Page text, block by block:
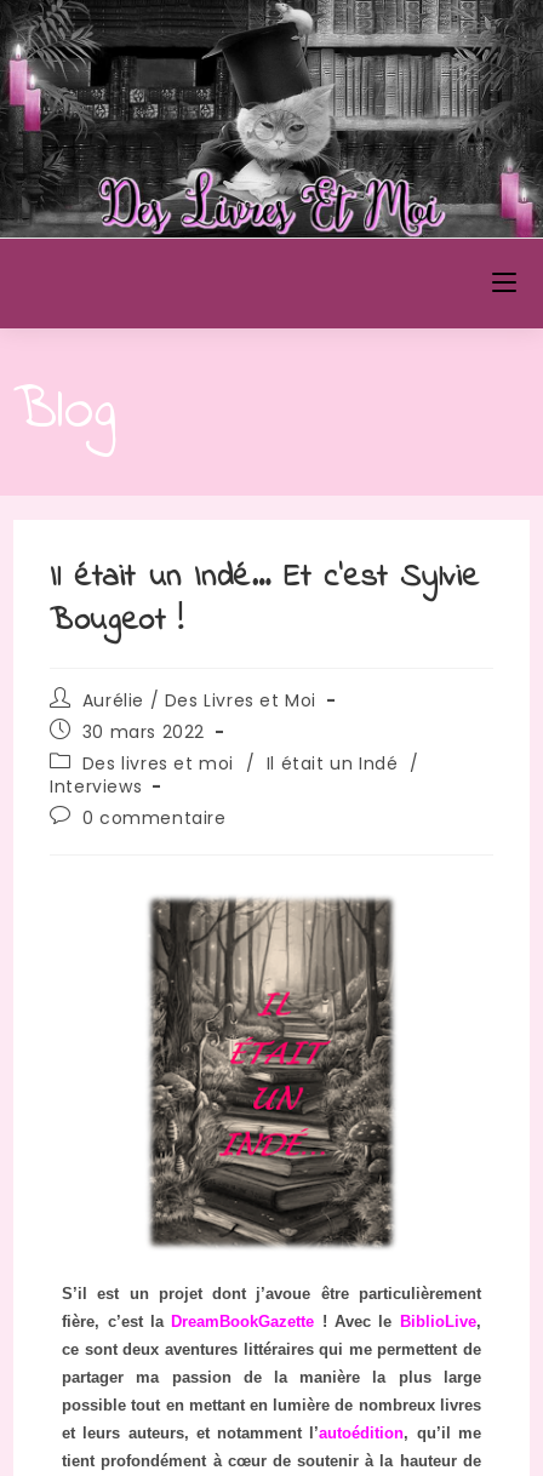
Blog
Il était un Indé… Et c’est Sylvie
Bougeot !
Aurélie / Des Livres et Moi
30 mars 2022
Des livres et moi
/ Il était un Indé /
Interviews
0 commentaire
S’il est un projet dont j’avoue être particulièrement
fière, c’est la DreamBookGazette ! Avec le BiblioLive,
ce sont deux aventures littéraires qui me permettent de
partager ma passion de la manière la plus large
possible tout en mettant en lumière de nombreux livres
et leurs auteurs, et notamment l’autoédition, qu’il me
tient profondément à cœur de soutenir à la hauteur de